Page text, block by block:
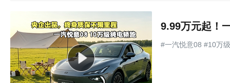
9.99万元起！
#一汽悦意08 #10万